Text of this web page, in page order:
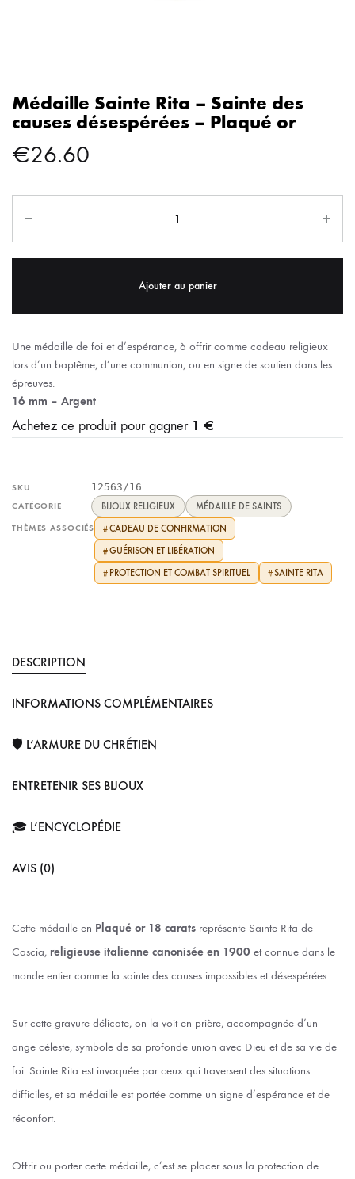
Médaille Sainte Rita – Sainte des
causes désespérées – Plaqué or
€26.60
Ajouter au panier
Une médaille de foi et d’espérance, à offrir comme cadeau religieux
lors d’un baptême, d’une communion, ou en signe de soutien dans les
épreuves.
16 mm – Argent
Achetez ce produit pour gagner 1 €
SKU 12563/16
CATÉGORIE BIJOUX RELIGIEUX MÉDAILLE DE SAINTS
THÈMES ASSOCIÉS #CADEAU DE CONFIRMATION
#GUÉRISON ET LIBÉRATION
# PROTECTION ET COMBAT SPIRITUEL #SAINTE RITA
DESCRIPTION
INFORMATIONS COMPLÉMENTAIRES
🛡️ L’ARMURE DU CHRÉTIEN
ENTRETENIR SES BIJOUX
🎓 L’ENCYCLOPÉDIE
AVIS (0)
Cette médaille en Plaqué or 18 carats représente Sainte Rita de
Cascia, religieuse italienne canonisée en 1900 et connue dans le
monde entier comme la sainte des causes impossibles et désespérées.
Sur cette gravure délicate, on la voit en prière, accompagnée d’un
ange céleste, symbole de sa profonde union avec Dieu et de sa vie de
foi. Sainte Rita est invoquée par ceux qui traversent des situations
difficiles, et sa médaille est portée comme un signe d’espérance et de
réconfort.
Offrir ou porter cette médaille, c’est se placer sous la protection de